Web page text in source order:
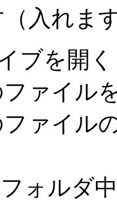
入れま
ブを開く
ァイル
ァイル
ォルダ